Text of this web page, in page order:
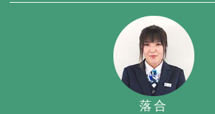
落合